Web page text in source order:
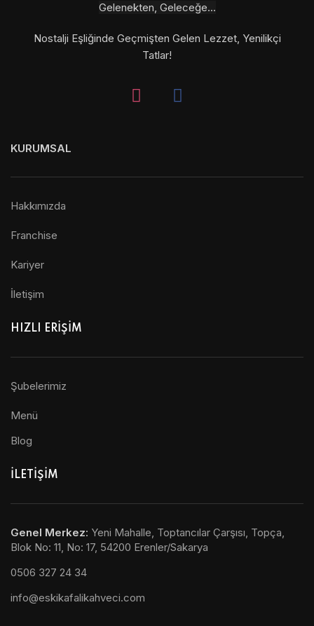
Gelenekten, Geleceğe...
Nostalji Eşliğinde Geçmişten Gelen Lezzet, Yenilikçi
Tatlar!
KURUMSAL
Hakkımızda
Franchise
Kariyer
İletişim
HIZLI ERİŞİM
Şubelerimiz
Menü
Blog
ILETIŞIM
Genel Merkez: Yeni Mahalle, Toptancılar Çarşısı, Topça,
Blok No: 11, No: 17, 54200 Erenler/Sakarya
0506 327 24 34
info@eskikafalikahveci.com